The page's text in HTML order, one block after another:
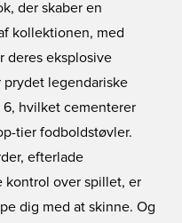
der skaber en
kollektionen, med
deres eksplosive
prydet legendariske
6, hvilket cementerer
tier fodboldstøvler.
efterlade
kontrol over spillet, er
dig med at skinne. Og